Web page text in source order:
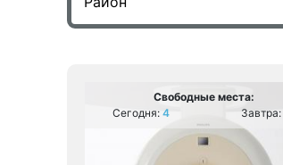
Свободные места:
Сегодня: 4 Завтра: